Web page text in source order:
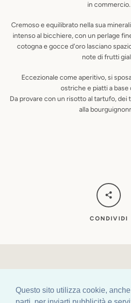
Questo sito utilizza cookie,
in commercio.
Cremoso e equilibrato nella sua
intenso al bicchiere, con un perlage
cotogna e gocce d'oro lasciano
note di frutti
Eccezionale come aperitivo, si
ostriche e piatti a base
Da provare con un risotto al tartufo, dei
alla
CONDIVIDI
SPEDIZIONI PRIVACY